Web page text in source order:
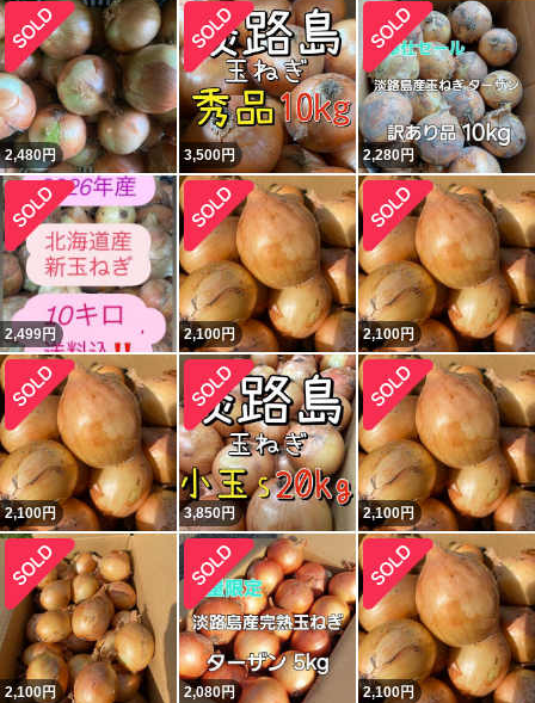
2,480円 3,500円 2,280円
2,499円 2,100円 2,100円
2,100円 3,850円 2,100円
2,100円 2,080円 2,100円